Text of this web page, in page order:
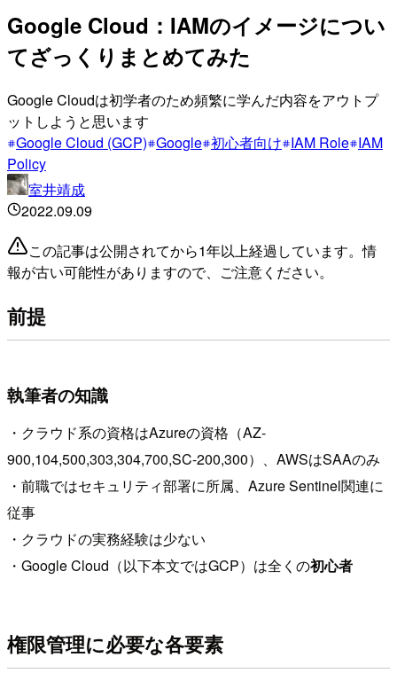
Google Cloud：IAMのイメージについ
てざっくりまとめてみた
Google Cloudは初学者のため頻繁に学んだ内容をアウトプ
ットしようと思います
Google Cloud (GCP) Google 初心者向け IAM Role IAM
Policy
室井靖成
2022.09.09
この記事は公開されてから1年以上経過しています。情
報が古い可能性がありますので、ご注意ください。
前提
執筆者の知識
・クラウド系の資格はAzureの資格（AZ-
900,104,500,303,304,700,SC-200,300）、AWSはSAAのみ
・前職ではセキュリティ部署に所属、Azure Sentinel関連に
従事
・クラウドの実務経験は少ない
・Google Cloud（以下本文ではGCP）は全くの初心者
権限管理に必要な各要素